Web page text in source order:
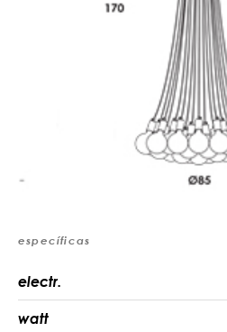
específicas
electr.
watt